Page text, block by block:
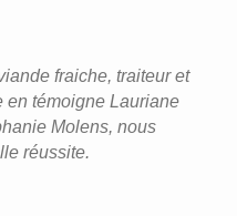
fraiche, traiteur et
en témoigne Lauriane
Molens, nous
réussite.